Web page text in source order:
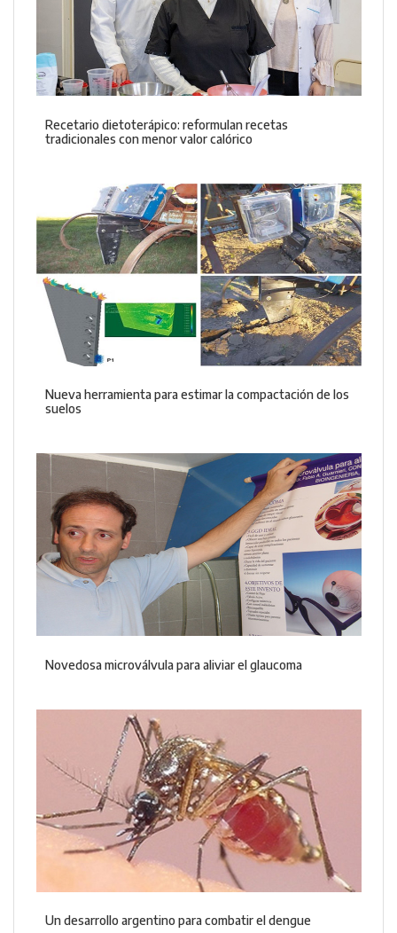
Recetario dietoterápico: reformulan recetas
tradicionales con menor valor calórico
Nueva herramienta para estimar la compactación de los
suelos
Novedosa microválvula para aliviar el glaucoma
Un desarrollo argentino para combatir el dengue